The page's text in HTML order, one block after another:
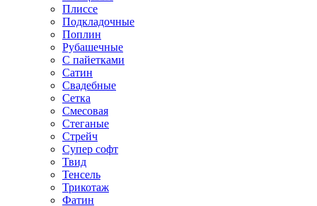
Плиссе
Подкладочные
Поплин
Рубашечные
С пайетками
Сатин
Свадебные
Сетка
Смесовая
Стеганые
Стрейч
Супер софт
Твид
Тенсель
Трикотаж
Фатин